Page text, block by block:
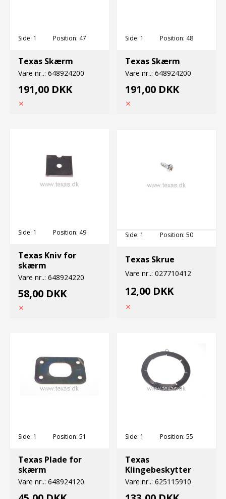
Side: 1 Position: 47
Texas Skærm
Vare nr..: 648924200
191,00 DKK
Side: 1 Position: 48
Texas Skærm
Vare nr..: 648924200
191,00 DKK
Side: 1 Position: 49
Texas Kniv for
skærm
Vare nr..: 648924220
58,00 DKK
Side: 1 Position: 50
Texas Skrue
Vare nr..: 027710412
12,00 DKK
Side: 1 Position: 51
Texas Plade for
skærm
Vare nr..: 648924120
Side: 1 Position: 55
Texas
Klingebeskytter
Vare nr..: 625115910